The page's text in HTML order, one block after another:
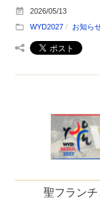
2026/05/13
WYD2027
お知ら
聖フラン